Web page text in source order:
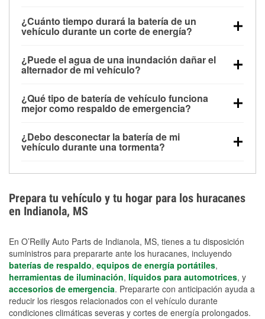
¿Cuánto tiempo durará la batería de un
vehículo durante un corte de energía?
alimentar pequeños accesorios durante un tiempo
limitado, pero el uso repetido sin conducir el vehículo
contar con un equipo de carga de respaldo para
cortes prolongados.
¿Puede el agua de una inundación dañar el
alternador de mi vehículo?
parte baja del compartimento del motor y pueden
dañarse si se sumergen, lo que puede provocar una
días después de la exposición.
¿Qué tipo de batería de vehículo funciona
mejor como respaldo de emergencia?
para aplicaciones de ciclo profundo porque son
selladas, resistentes a las vibraciones y más
¿Debo desconectar la batería de mi
vehículo durante una tormenta?
los daños por inundación. Evitar el agua estancada y
preparar opciones de carga de respaldo son
medidas de protección más efectivas.
Prepara tu vehículo y tu hogar para los huracanes
en Indianola, MS
En O’Reilly Auto Parts de Indianola, MS, tienes a tu disposición
suministros para prepararte ante los huracanes, incluyendo
baterías de respaldo, equipos de energía portátiles,
herramientas de iluminación, líquidos para automotrices, y
accesorios de emergencia. Prepararte con anticipación ayuda a
reducir los riesgos relacionados con el vehículo durante
condiciones climáticas severas y cortes de energía prolongados.